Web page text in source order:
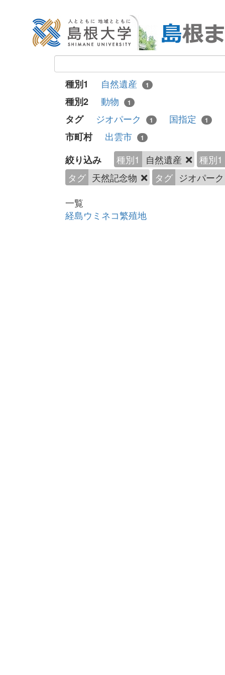
種別1 自然遺産 1
種別2 動物 1
タグ ジオパーク 1 国指定 1
市町村
出雲市 1
絞り込み 種別1 自然遺産
種別1
タグ 天然記念物 タグ ジオパー
一覧
経島ウミネコ繁殖地